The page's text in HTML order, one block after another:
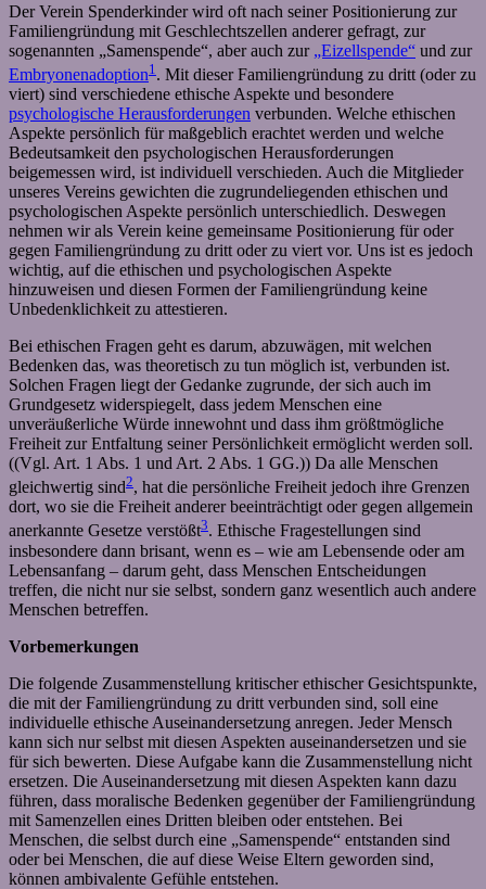
Der Verein Spenderkinder wird oft nach seiner Positionierung zur
Familiengründung mit Geschlechtszellen anderer gefragt, zur
sogenannten „Samenspende“, aber auch zur „Eizellspende“ und zur
Embryonenadoption1 . Mit dieser Familiengründung zu dritt (oder zu
viert) sind verschiedene ethische Aspekte und besondere
psychologische Herausforderungen verbunden. Welche ethischen
Aspekte persönlich für maßgeblich erachtet werden und welche
Bedeutsamkeit den psychologischen Herausforderungen
beigemessen wird, ist individuell verschieden. Auch die Mitglieder
unseres Vereins gewichten die zugrundeliegenden ethischen und
psychologischen Aspekte persönlich unterschiedlich. Deswegen
nehmen wir als Verein keine gemeinsame Positionierung für oder
gegen Familiengründung zu dritt oder zu viert vor. Uns ist es jedoch
wichtig, auf die ethischen und psychologischen Aspekte
hinzuweisen und diesen Formen der Familiengründung keine
Unbedenklichkeit zu attestieren.
Bei ethischen Fragen geht es darum, abzuwägen, mit welchen
Bedenken das, was theoretisch zu tun möglich ist, verbunden ist.
Solchen Fragen liegt der Gedanke zugrunde, der sich auch im
Grundgesetz widerspiegelt, dass jedem Menschen eine
unveräußerliche Würde innewohnt und dass ihm größtmögliche
Freiheit zur Entfaltung seiner Persönlichkeit ermöglicht werden soll.
((Vgl. Art. 1 Abs. 1 und Art. 2 Abs. 1 GG.)) Da alle Menschen
gleichwertig sind2, hat die persönliche Freiheit jedoch ihre Grenzen
dort, wo sie die Freiheit anderer beeinträchtigt oder gegen allgemein
anerkannte Gesetze verstößt3. Ethische Fragestellungen sind
insbesondere dann brisant, wenn es – wie am Lebensende oder am
Lebensanfang – darum geht, dass Menschen Entscheidungen
treffen, die nicht nur sie selbst, sondern ganz wesentlich auch andere
Menschen betreffen.
Vorbemerkungen
Die folgende Zusammenstellung kritischer ethischer Gesichtspunkte,
die mit der Familiengründung zu dritt verbunden sind, soll eine
individuelle ethische Auseinandersetzung anregen. Jeder Mensch
kann sich nur selbst mit diesen Aspekten auseinandersetzen und sie
für sich bewerten. Diese Aufgabe kann die Zusammenstellung nicht
ersetzen. Die Auseinandersetzung mit diesen Aspekten kann dazu
führen, dass moralische Bedenken gegenüber der Familiengründung
mit Samenzellen eines Dritten bleiben oder entstehen. Bei
Menschen, die selbst durch eine „Samenspende“ entstanden sind
oder bei Menschen, die auf diese Weise Eltern geworden sind,
können ambivalente Gefühle entstehen.